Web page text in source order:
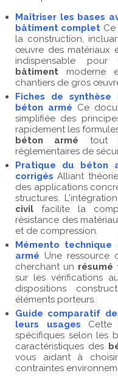
Maîtriser les bases
bâtiment complet
la construction,
œuvre des matériaux
indispensable
bâtiment moderne
chantiers de gros
Fiches de
béton armé Ce
simplifiée des
rapidement les
béton armé tout
réglementaires de
Pratique du béton
corrigés Alliant
des applications
structures.
civil facilite la
résistance des
et de compression.
Mémento
armé Une ressource
cherchant un résumé
sur les vérifications
dispositions
éléments porteurs.
Guide comparatif
leurs usages Cette
spécifiques selon les
caractéristiques des
vous aidant à
contraintes